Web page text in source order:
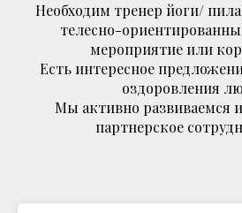
Необходим тренер йоги/
телесно-
мероприятие или
Есть интересное
оздоровления
Мы активно развиваемся
партнерское